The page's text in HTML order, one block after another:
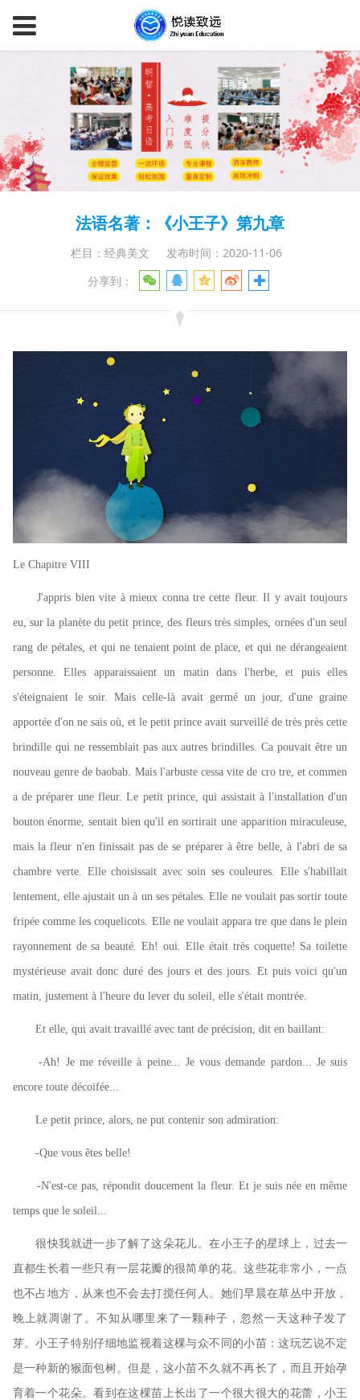
法语名著：《小王子》第九章
栏目：经典美文
发布时间：2020-11-06
分享到：
Le Chapitre VIII
J'appris bien vite à mieux conna tre cette fleur. Il y avait toujours
eu, sur la planète du petit prince, des fleurs très simples, ornées d'un seul
rang de pétales, et qui ne tenaient point de place, et qui ne dérangeaient
personne. Elles apparaissaient un matin dans l'herbe, et puis elles
s'éteignaient le soir. Mais celle-là avait germé un jour, d'une graine
apportée d'on ne sais où, et le petit prince avait surveillé de très près cette
brindille qui ne ressemblait pas aux autres brindilles. Ca pouvait être un
nouveau genre de baobab. Mais l'arbuste cessa vite de cro tre, et commen
a de préparer une fleur. Le petit prince, qui assistait à l'installation d'un
bouton énorme, sentait bien qu'il en sortirait une apparition miraculeuse,
mais la fleur n'en finissait pas de se préparer à être belle, à l'abri de sa
chambre verte. Elle choisissait avec soin ses couleures. Elle s'habillait
lentement, elle ajustait un à un ses pétales. Elle ne voulait pas sortir toute
fripée comme les coquelicots. Elle ne voulait appara tre que dans le plein
rayonnement de sa beauté. Eh! oui. Elle était très coquette! Sa toilette
mystérieuse avait donc duré des jours et des jours. Et puis voici qu'un
matin, justement à l'heure du lever du soleil, elle s'était montrée.
Et elle, qui avait travaillé avec tant de précision, dit en baillant:
-Ah! Je me réveille à peine... Je vous demande pardon... Je suis
encore toute décoifée...
Le petit prince, alors, ne put contenir son admiration:
-Que vous êtes belle!
-N'est-ce pas, répondit doucement la fleur. Et je suis née en même
temps que le soleil...
很快我就进一步了解了这朵花儿。在小王子的星球上，过去一
直都生长着一些只有一层花瓣的很简单的花。这些花非常小，一点
也不占地方，从来也不会去打搅任何人。她们早晨在草丛中开放，
晚上就凋谢了。不知从哪里来了一颗种子，忽然一天这种子发了
芽。小王子特别仔细地监视着这棵与众不同的小苗：这玩艺说不定
是一种新的猴面包树。但是，这小苗不久就不再长了，而且开始孕
育着一个花朵。看到在这棵苗上长出了一个很大很大的花蕾，小王